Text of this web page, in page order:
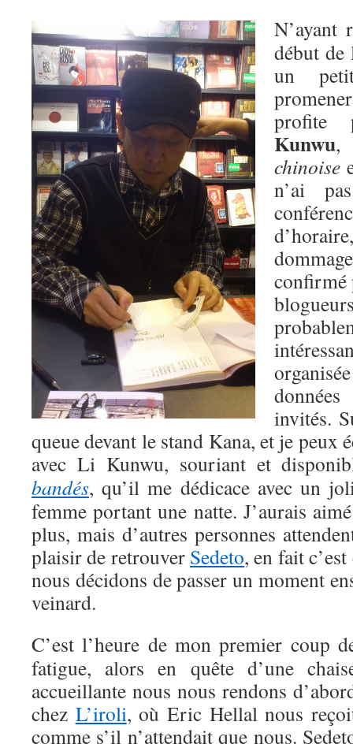
N’ayant
début de
un
profite
Kunwu,
chinoise
n’ai
confirmé
invités.
queue devant le stand Kana, et je peux
avec Li Kunwu, souriant et
bandés, qu’il me dédicace avec un
femme portant une natte. J’aurais
plus, mais d’autres personnes
plaisir de retrouver Sedeto, en fait
nous décidons de passer un moment
veinard.
C’est l’heure de mon premier coup
fatigue, alors en quête d’une
accueillante nous nous rendons
chez L’iroli, où Eric Hellal nous
comme s’il n’attendait que nous.